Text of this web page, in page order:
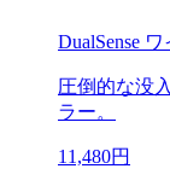
DualSense
圧倒的な没
ラー。
11,480円